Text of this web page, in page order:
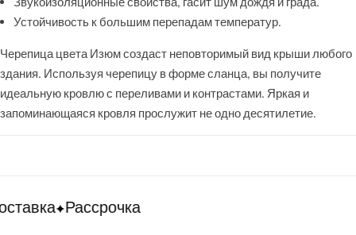
Устойчивость к большим перепадам температур.
Черепица цвета Изюм создаст неповторимый вид крыши любого
здания. Используя черепицу в форме сланца, вы получите
идеальную кровлю с переливами и контрастами. Яркая и
запоминающаяся кровля прослужит не одно десятилетие.
Рассрочка